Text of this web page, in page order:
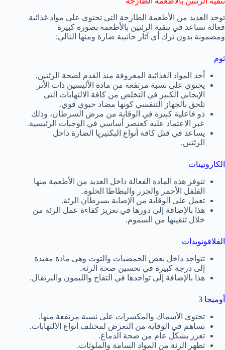
توجد العديد من الأطعمة الطازجة التي تحتوي على مواد غذائية
فعالة تساعد في تنقية الرئتين بالأطعمة بصورة كبيرة
ومضمونة بدون ترك أي آثار جانبية ضارة ومنها التالي:
ثوم
أحد المواد الغذائية المعروفة منذ القدم لصحة الرئتين.
يحتوي على نسبة مرتفعة من مادة الأليسين ذات الأثر
الإيجابي الكبير في التخلص من كافة الالتهابات التي
تلحق بالجهاز التنفسي كونها مضاد حيوي قوي.
ذو فاعلية كبيرة في الوقاية من مرض السرطان، وذلك
عبر الاعتماد عليه كعنصر أساسي في الوجبات الرئيسية.
يساعد في قتل كافة أنواع البكتيريا الضارة داخل
الرئتين.
الكاروتينات
تتوفر هذه المادة الفعالة داخل العديد من الأطعمة منها
الفلفل الأحمر والجزر والبطاطا الحلوة.
تعمل على الوقاية من الإصابة بسرطان الرئة.
هذا بالإضافة إلى دورها في تعزيز كفاءة عمل الرئة من
خلال تنقيتها من السموم.
الفلافونويدات
تتواجد داخل بعض الحمضيات والتوت وهي مادة مفيدة
إلى درجة كبيرة في تحسين صحة الرئة.
هذا بالإضافة إلى تواجدها في التفاح والليمون والبرتقال.
أوميجا 3
تحتوي الأسماك والمكسرات على نسبة مرتفعة منها.
تساهم في الوقاية من التعرض لمختلف أنواع الالتهابات.
تعزز بشكل عام من صحة الدماغ.
تطهر الرئة من المواد السامة والملوثات.